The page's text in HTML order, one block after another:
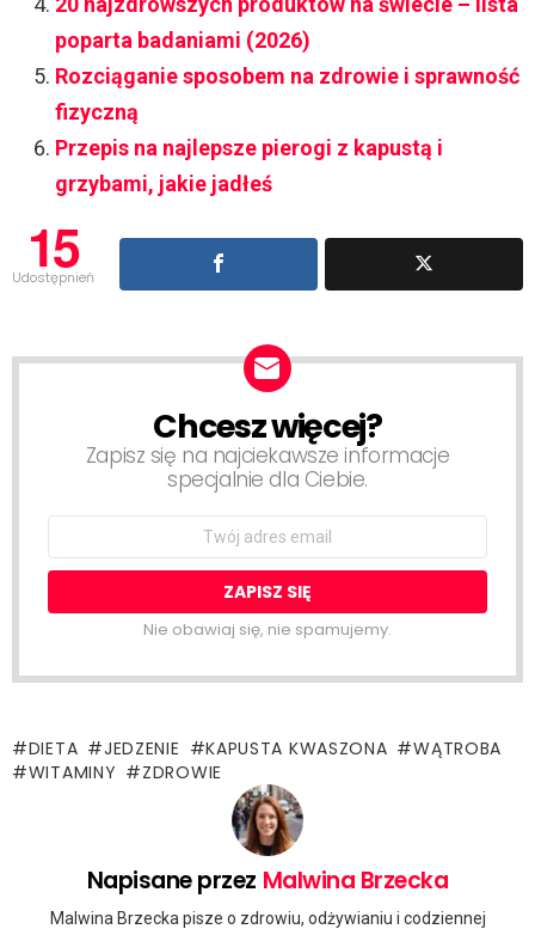
poparta badaniami (2026)
Rozciąganie sposobem na zdrowie i sprawność
fizyczną
Przepis na najlepsze pierogi z kapustą i
grzybami, jakie jadłeś
15
Udostępnień
NEWSLETTERChcesz więcej?
Zapisz się na najciekawsze informacje
specjalnie dla Ciebie.
Nie obawiaj się, nie spamujemy.
DIETA JEDZENIE KAPUSTA KWASZONA
WĄTROBA
WITAMINY
ZDROWIE
Napisane przez Malwina Brzecka
Malwina Brzecka pisze o zdrowiu, odżywianiu i codziennej